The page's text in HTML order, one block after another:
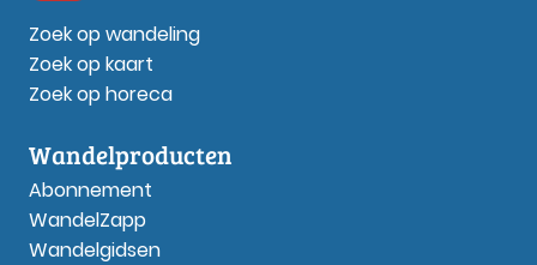
Zoek op wandeling
Zoek op kaart
Zoek op horeca
Wandelproducten
Abonnement
WandelZapp
Wandelgidsen